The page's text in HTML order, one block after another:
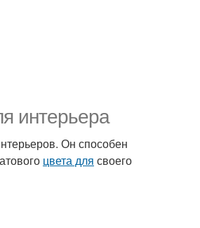
интерьера
Он способен
цвета для своего